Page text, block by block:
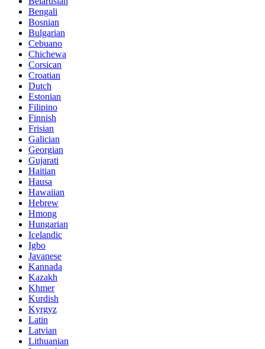
Bengali
Bosnian
Bulgarian
Cebuano
Chichewa
Corsican
Croatian
Dutch
Estonian
Filipino
Finnish
Frisian
Galician
Georgian
Gujarati
Haitian
Hausa
Hawaiian
Hebrew
Hmong
Hungarian
Icelandic
Igbo
Javanese
Kannada
Kazakh
Khmer
Kurdish
Kyrgyz
Latin
Latvian
Lithuanian